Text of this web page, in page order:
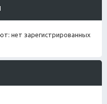
нет зарегистрированных